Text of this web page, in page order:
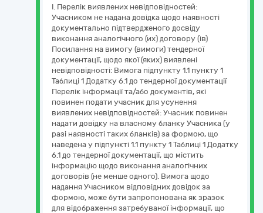
І. Перелік виявлених невідповідностей:
Учасником не надана довідка щодо наявності
документально підтвердженого досвіду
виконання аналогічного (их) договору (ів)
Посилання на вимогу (вимоги) тендерної
документації, щодо якої (яких) виявлені
невідповідності: Вимога підпункту 1.1 пункту 1
Таблиці 1 Додатку 6.1 до тендерної документації
Перелік інформації та/або документів, які
повинен подати учасник для усунення
виявлених невідповідностей: Учасник повинен
надати довідку на власному бланку Учасника (у
разі наявності таких бланків) за формою, що
наведена у підпункті 1.1 пункту 1 Таблиці 1 Додатку
6.1 до тендерної документації, що містить
інформацію щодо виконання аналогічних
договорів (не менше одного). Вимога щодо
надання Учасником відповідних довідок за
формою, може бути запропонована як зразок
для відображення затребуваної інформації, що